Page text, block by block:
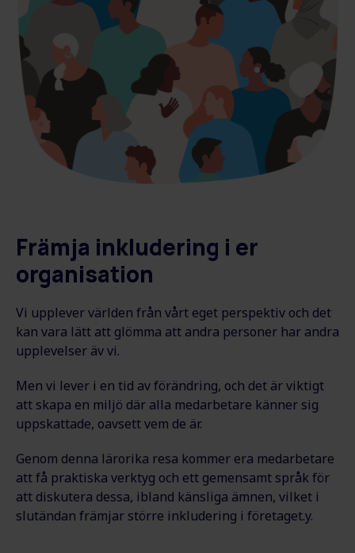
Främja inkludering i er
organisation
Vi upplever världen från vårt eget perspektiv och det
kan vara lätt att glömma att andra personer har andra
upplevelser äv vi.
Men vi lever i en tid av förändring, och det är viktigt
att skapa en miljö där alla medarbetare känner sig
uppskattade, oavsett vem de är.
Genom denna lärorika resa kommer era medarbetare
att få praktiska verktyg och ett gemensamt språk för
att diskutera dessa, ibland känsliga ämnen, vilket i
slutändan främjar större inkludering i företaget.y.